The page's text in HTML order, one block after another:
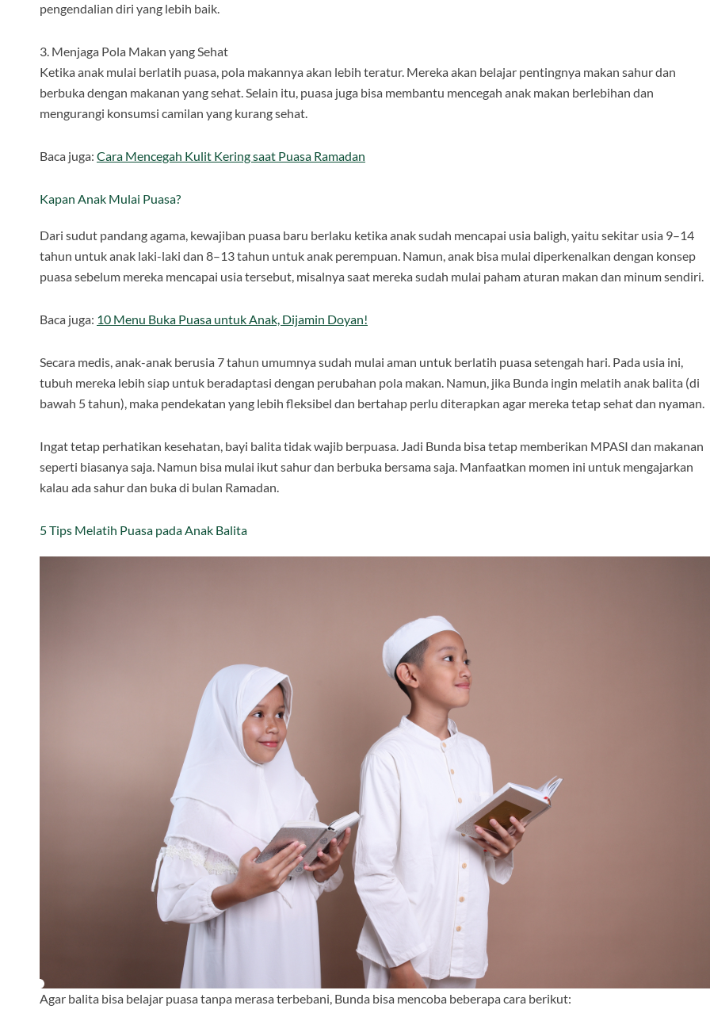
pengendalian diri yang lebih baik.
3. Menjaga Pola Makan yang Sehat
Ketika anak mulai berlatih puasa, pola makannya akan lebih teratur. Mereka akan belajar pentingnya makan sahur dan
berbuka dengan makanan yang sehat. Selain itu, puasa juga bisa membantu mencegah anak makan berlebihan dan
mengurangi konsumsi camilan yang kurang sehat.
Baca juga: Cara Mencegah Kulit Kering saat Puasa Ramadan
Kapan Anak Mulai Puasa?
Dari sudut pandang agama, kewajiban puasa baru berlaku ketika anak sudah mencapai usia baligh, yaitu sekitar usia 9–14
tahun untuk anak laki-laki dan 8–13 tahun untuk anak perempuan. Namun, anak bisa mulai diperkenalkan dengan konsep
puasa sebelum mereka mencapai usia tersebut, misalnya saat mereka sudah mulai paham aturan makan dan minum sendiri.
Baca juga: 10 Menu Buka Puasa untuk Anak, Dijamin Doyan!
Secara medis, anak-anak berusia 7 tahun umumnya sudah mulai aman untuk berlatih puasa setengah hari. Pada usia ini,
tubuh mereka lebih siap untuk beradaptasi dengan perubahan pola makan. Namun, jika Bunda ingin melatih anak balita (di
bawah 5 tahun), maka pendekatan yang lebih fleksibel dan bertahap perlu diterapkan agar mereka tetap sehat dan nyaman.
Ingat tetap perhatikan kesehatan, bayi balita tidak wajib berpuasa. Jadi Bunda bisa tetap memberikan MPASI dan makanan
seperti biasanya saja. Namun bisa mulai ikut sahur dan berbuka bersama saja. Manfaatkan momen ini untuk mengajarkan
kalau ada sahur dan buka di bulan Ramadan.
5 Tips Melatih Puasa pada Anak Balita
Agar balita bisa belajar puasa tanpa merasa terbebani, Bunda bisa mencoba beberapa cara berikut: